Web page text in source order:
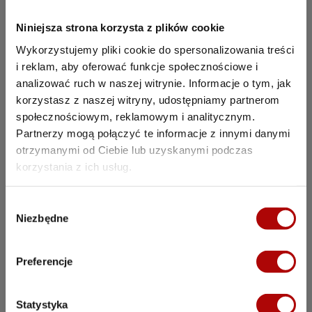
Niniejsza strona korzysta z plików cookie
Wykorzystujemy pliki cookie do spersonalizowania treści
i reklam, aby oferować funkcje społecznościowe i
analizować ruch w naszej witrynie. Informacje o tym, jak
korzystasz z naszej witryny, udostępniamy partnerom
społecznościowym, reklamowym i analitycznym.
Partnerzy mogą połączyć te informacje z innymi danymi
otrzymanymi od Ciebie lub uzyskanymi podczas
korzystania z ich usług.
Niezbędne
Preferencje
Statystyka
ramach barteru możesz odwdzięczyć się tym
samym.
Spoty radiowe– lokalne radio to świetne miejsce
na publikacje reklam. Ich odbiorcami przede
wszystkim są kierowcy, dlatego łatwo będzie do
nich dotrzeć. Pamiętaj, żeby spot radiowy był
chwytliwy oraz zawierają informacje o lokalizacji
myjni.
Dobra strategia marketingowa
Dobra strategia marketingowa myjni samochodowej
również to, co dzieje się na samej myjni. Przed jej
określający grupę docelową oraz wyposażenie, które
może stać się argumentem sprzedażowym, czyt.
Na ten temat więcej informacji